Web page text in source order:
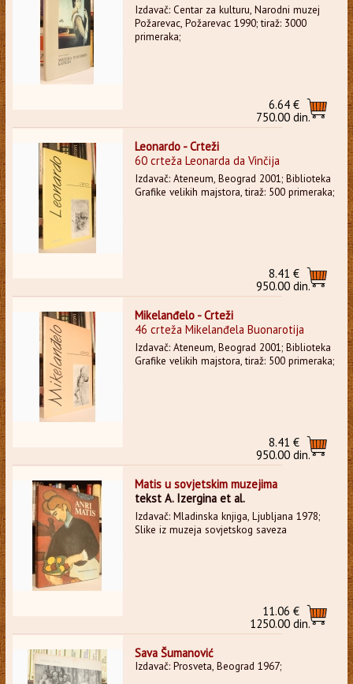
Izdavač: Centar za kulturu, Narodni muzej
Požarevac, Požarevac 1990; tiraž: 3000
primeraka;
6.64 €
750.00 din.
Leonardo - Crteži
60 crteža Leonarda da Vinčija
Izdavač: Ateneum, Beograd 2001; Biblioteka
Grafike velikih majstora, tiraž: 500 primeraka;
8.41 €
950.00 din.
Mikelanđelo - Crteži
46 crteža Mikelanđela Buonarotija
Izdavač: Ateneum, Beograd 2001; Biblioteka
Grafike velikih majstora, tiraž: 500 primeraka;
8.41 €
950.00 din.
Matis u sovjetskim muzejima
tekst A. Izergina et al.
Izdavač: Mladinska knjiga, Ljubljana 1978;
Slike iz muzeja sovjetskog saveza
11.06 €
1250.00 din.
Sava Šumanović
Izdavač: Prosveta, Beograd 1967;